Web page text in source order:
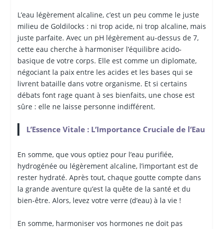
L’eau légèrement alcaline, c’est un peu comme le juste
milieu de Goldilocks : ni trop acide, ni trop alcaline, mais
juste parfaite. Avec un pH légèrement au-dessus de 7,
cette eau cherche à harmoniser l’équilibre acido-
basique de votre corps. Elle est comme un diplomate,
négociant la paix entre les acides et les bases qui se
livrent bataille dans votre organisme. Et si certains
débats font rage quant à ses bienfaits, une chose est
sûre : elle ne laisse personne indifférent.
L’Essence Vitale : L’Importance Cruciale de l’Eau
En somme, que vous optiez pour l’eau purifiée,
hydrogénée ou légèrement alcaline, l’important est de
rester hydraté. Après tout, chaque goutte compte dans
la grande aventure qu’est la quête de la santé et du
bien-être. Alors, levez votre verre (d’eau) à la vie !
En somme, harmoniser vos hormones ne doit pas